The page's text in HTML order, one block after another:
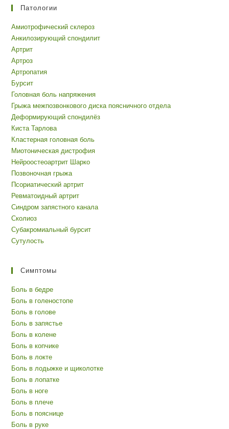
Патологии
Амиотрофический склероз
Анкилозирующий спондилит
Артрит
Артроз
Артропатия
Бурсит
Головная боль напряжения
Грыжа межпозвонкового диска поясничного отдела
Деформирующий спондилёз
Киста Тарлова
Кластерная головная боль
Миотоническая дистрофия
Нейроостеоартрит Шарко
Позвоночная грыжа
Псориатический артрит
Ревматоидный артрит
Синдром запястного канала
Сколиоз
Субакромиальный бурсит
Сутулость
Симптомы
Боль в бедре
Боль в голеностопе
Боль в голове
Боль в запястье
Боль в колене
Боль в копчике
Боль в локте
Боль в лодыжке и щиколотке
Боль в лопатке
Боль в ноге
Боль в плече
Боль в пояснице
Боль в руке